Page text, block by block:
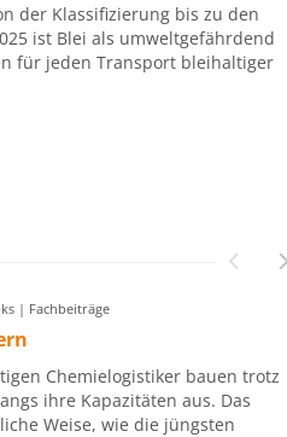
der Klassifizierung bis zu den
ist Blei als umweltgefährdend
für jeden Transport bleihaltiger
| Fachbeiträge
Chemielogistiker bauen trotz
ihre Kapazitäten aus. Das
Weise, wie die jüngsten